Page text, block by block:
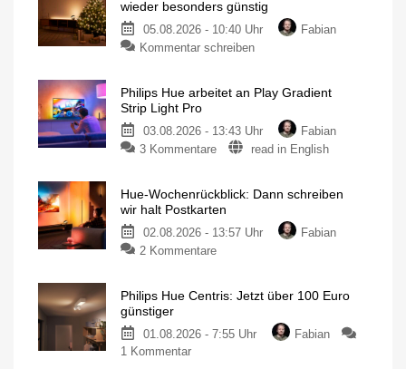
wieder besonders günstig
05.08.2026 - 10:40 Uhr
Fabian
Kommentar schreiben
Philips Hue arbeitet an Play Gradient
Strip Light Pro
03.08.2026 - 13:43 Uhr
Fabian
3 Kommentare
read in English
Hue-Wochenrückblick: Dann schreiben
wir halt Postkarten
02.08.2026 - 13:57 Uhr
Fabian
2 Kommentare
Philips Hue Centris: Jetzt über 100 Euro
günstiger
01.08.2026 - 7:55 Uhr
Fabian
1 Kommentar